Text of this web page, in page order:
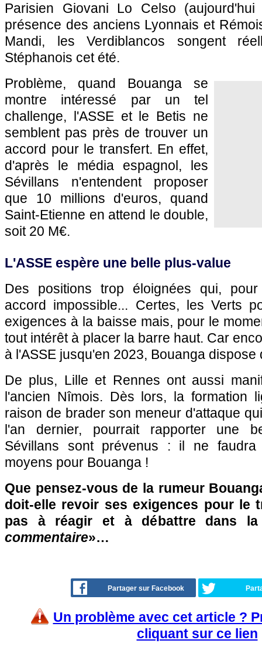
Parisien Giovani Lo Celso
présence des anciens Lyonnais et
Mandi, les Verdiblancos songent
Stéphanois cet été.
Problème, quand Bouanga se
montre intéressé par un tel
challenge, l'ASSE et le Betis ne
semblent pas près de trouver un
accord pour le transfert. En effet,
d'après le média espagnol, les
Sévillans n'entendent proposer
que 10 millions d'euros, quand
Saint-Etienne en attend le double,
soit 20 M€.
L'ASSE espère une belle plus-value
Des positions trop éloignées qui,
accord impossible... Certes, les Verts
exigences à la baisse mais, pour le
tout intérêt à placer la barre haut. Car
à l'ASSE jusqu'en 2023, Bouanga dispose
De plus, Lille et Rennes ont aussi
l'ancien Nîmois. Dès lors, la formation
raison de brader son meneur d'attaque
l'an dernier, pourrait rapporter une
Sévillans sont prévenus : il ne
moyens pour Bouanga !
Que pensez-vous de la rumeur
doit-elle revoir ses exigences pour le
pas à réagir et à débattre dans
commentaire»…
Partager sur Facebook
Un problème avec cet article ?
cliquant sur ce lien